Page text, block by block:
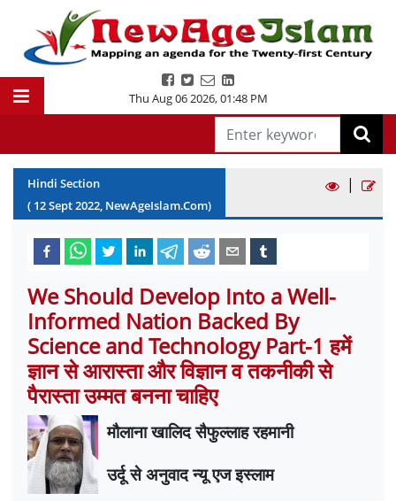
Thu Aug 06 2026,01:48 PM
Hindi Section
( 12Sept2022, NewAgeIslam.Com)
|
We Should Develop Into a Well-
Informed Nation Backed By
Science and Technology Part-1 हमें
ज्ञान से आरास्ता और विज्ञान व तकनीकी से
पैरास्ता उम्मत बनना चाहिए
मौलाना खालिद सैफुल्लाह रहमानी
उर्दू से अनुवाद न्यू एज इस्लाम